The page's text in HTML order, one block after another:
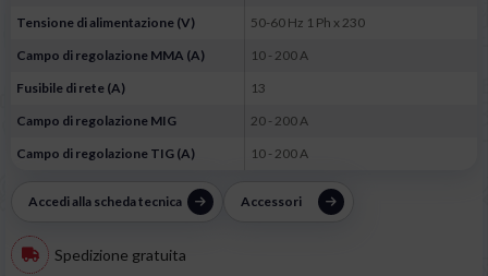
Tensione di alimentazione (V)
50-60 Hz 1 Ph x 230
Campo di regolazione MMA (A)
10 - 200 A
Fusibile di rete (A)
13
Campo di regolazione MIG
20 - 200 A
Campo di regolazione TIG (A)
10 - 200 A
Accedi alla scheda tecnica Accessori
Spedizione gratuita